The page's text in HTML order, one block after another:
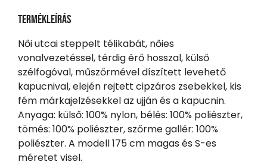
Termékleírás
Női utcai steppelt télikabát, nőies
vonalvezetéssel, térdig érő hosszal, külső
szélfogóval, műszőrmével díszített levehető
kapucnival, elején rejtett cipzáros zsebekkel, kis
fém márkajelzésekkel az ujján és a kapucnin.
Anyaga: külső: 100% nylon, bélés: 100% poliészter,
tömés: 100% poliészter, szőrme gallér: 100%
poliészter. A modell 175 cm magas és S-es
méretet visel.